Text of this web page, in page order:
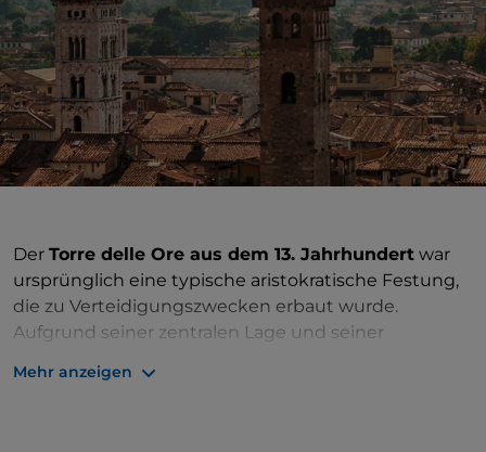
Der Torre delle Ore aus dem 13. Jahrhundert war
ursprünglich eine typische aristokratische Festung,
die zu Verteidigungszwecken erbaut wurde.
Aufgrund seiner zentralen Lage und seiner
mit einer Uhr ausgestattet, wurde aber erst ein
Mehr anzeigen